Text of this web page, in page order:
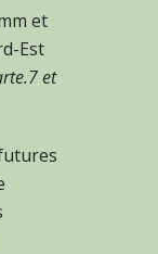
et
Est
et